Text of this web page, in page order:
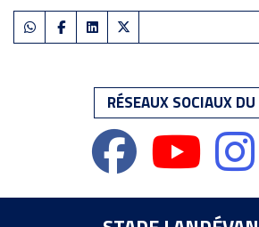
RÉSEAUX SOCIAUX